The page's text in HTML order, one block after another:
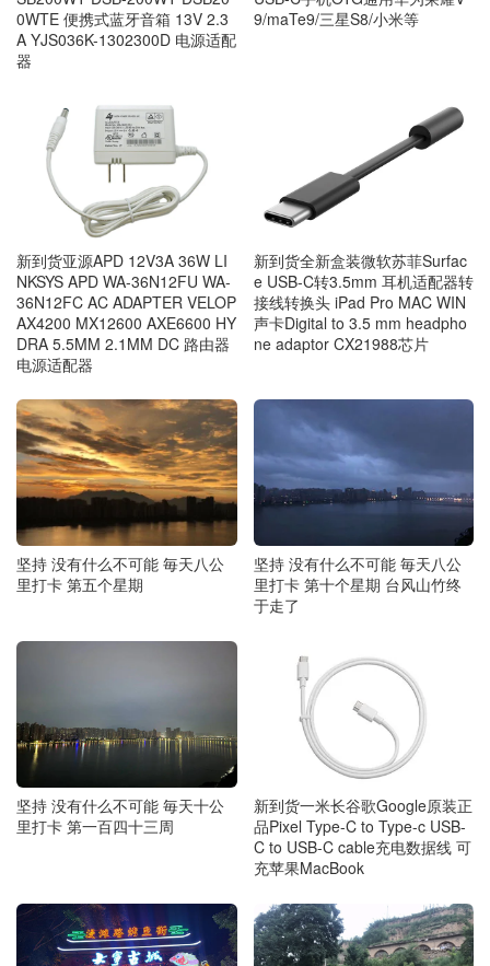
0WTE 便携式蓝牙音箱 13V 2.3
A YJS036K-1302300D 电源适配
器
9/maTe9/三星S8/小米等
新到货亚源APD 12V3A 36W LI
NKSYS APD WA-36N12FU WA-
36N12FC AC ADAPTER VELOP
AX4200 MX12600 AXE6600 HY
DRA 5.5MM 2.1MM DC 路由器
电源适配器
新到货全新盒装微软苏菲Surfac
e USB-C转3.5mm 耳机适配器转
接线转换头 iPad Pro MAC WIN
声卡Digital to 3.5 mm headpho
ne adaptor CX21988芯片
坚持 没有什么不可能 毎天八公
里打卡 第五个星期
坚持 没有什么不可能 毎天八公
里打卡 第十个星期 台风山竹终
于走了
坚持 没有什么不可能 毎天十公
里打卡 第一百四十三周
新到货一米长谷歌Google原装正
品Pixel Type-C to Type-c USB-
C to USB-C cable充电数据线 可
充苹果MacBook